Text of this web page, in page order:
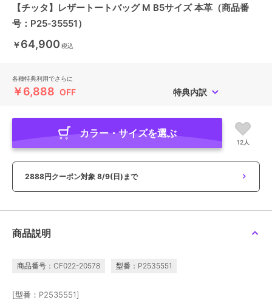
【チッタ】レザートートバッグ M B5サイズ 本革（商品番
号：P25‐35551）
￥64,900 税込
各種特典利用でさらに
￥6,888 OFF 特典内訳
カラー・サイズを選ぶ
12人
2888円クーポン対象 8/9(日)まで
商品説明
商品番号：CF022-20578 型番：P2535551
[型番：P2535551]